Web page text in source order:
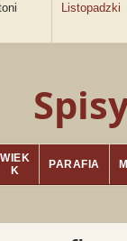
Listopadzki
WIEK
K
PARAFIA